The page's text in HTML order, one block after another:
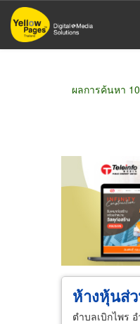
ข้าม
ไป
ผลการค้นหา
ขายส่ง
ห้างหุ้นส่
ตำบลเบิกไพร